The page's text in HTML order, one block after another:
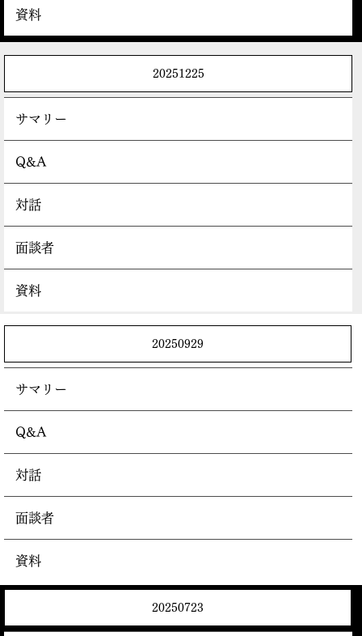
資料
20251225
サマリー
Q&A
対話
面談者
資料
20250929
サマリー
Q&A
対話
面談者
資料
20250723